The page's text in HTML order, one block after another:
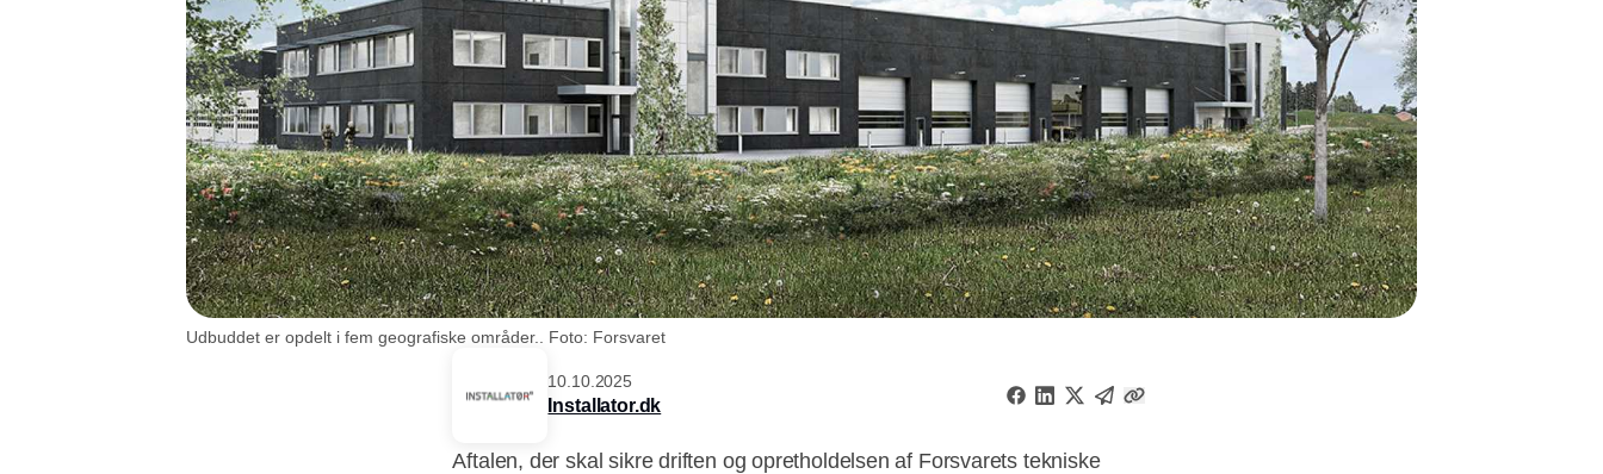
Udbuddet er opdelt i fem geografiske områder.. Foto: Forsvaret
10.10.2025
Installator.dk
Aftalen, der skal sikre driften og opretholdelsen af Forsvarets tekniske